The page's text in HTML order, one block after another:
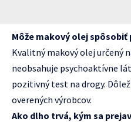
Môže makový olej
Kvalitný makový olej určený
neobsahuje psychoaktívne
pozitivný test na drogy.
overených výrobcov.
Ako dlho trvá, kým sa